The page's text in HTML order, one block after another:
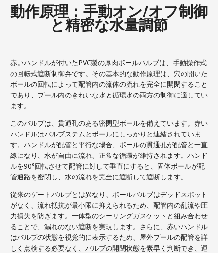
動作原理：手動オン/オフ制御
と精密な水量調節
赤いハンドルが付いたPVC製の厚肉ボールバルブは、手動操作式
の回転式遮断制御弁です。その基本的な動作原理は、穴の開いた
ボールの回転によって配管内の流体の流れを完全に開閉すること
であり、プール内のきれいな水と循環水の両方の制御に適してい
ます。
このバルブは、貫通孔のある密閉型ボールを備えています。赤い
ハンドルはバルブステムとボールにしっかりと連結されていま
す。ハンドルが配管と平行な場合、ボールの貫通孔が配管と一直
線になり、水が自由に流れ、正常な循環が維持されます。ハンド
ルを90°回転させて配管に対して垂直にすると、固体ボールが配
管通路を密閉し、水の流れを完全に遮断して遮断します。
従来のゲートバルブとは異なり、ボールバルブはデッドスポット
がなく、流れ抵抗が最小限に抑えられるため、配管内の乱流や圧
力損失を防ぎます。一体型のシーリングガスケットと組み合わせ
ることで、漏れのない遮断を実現します。さらに、赤いハンドル
はバルブの状態を視覚的に表示するため、屋外プールの配管を詳
しく点検する必要なく、バルブの開閉状態を素早く判断でき、運